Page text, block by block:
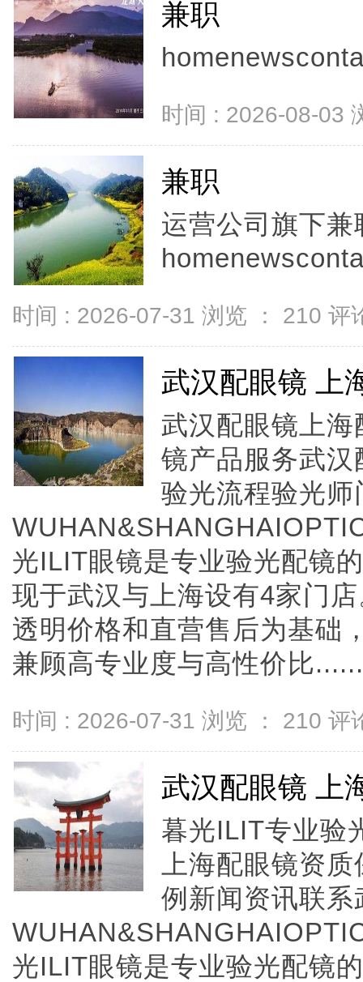
兼职
时间 : 2026-08-03
兼职
运营公司旗下兼
时间 : 2026-07-31 浏览 ： 210 评
武汉配眼镜 上
武汉配眼镜上
镜产品服务武
验光流程验光
光ILIT眼镜是专业验光配镜
现于武汉与上海设有4家门
透明价格和直营售后为基础
兼顾高专业度与高性价比......
时间 : 2026-07-31 浏览 ： 210 评
武汉配眼镜 上
暮光ILIT专业验
上海配眼镜资
例新闻资讯联
光ILIT眼镜是专业验光配镜